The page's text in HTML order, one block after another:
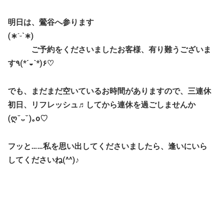
明日は、鶯谷へ参ります
(∗ˊᵕ`∗)
ご予約をくださいましたお客様、有り難うございま
す٩(*´◒`*)۶♡
でも、まだまだ空いているお時間がありますので、三連休
初日、リフレッシュ♬してから連休を過ごしませんか
(ღˇᴗˇ)｡o♡
フッと……私を思い出してくださいましたら、逢いにいら
してくださいね(^^)♪